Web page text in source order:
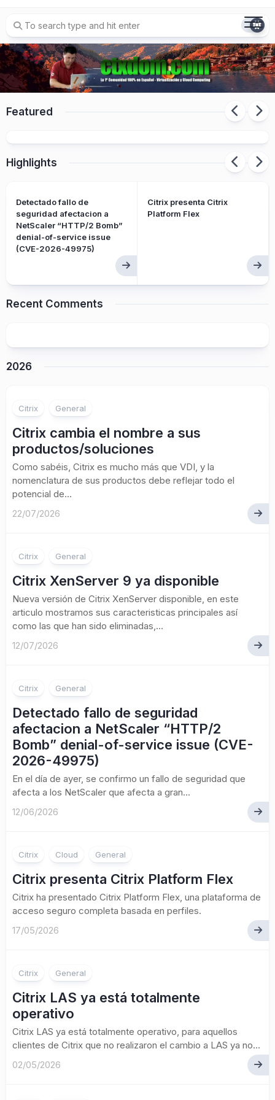
content
Featured
Highlights
Detectado fallo de
seguridad afectacion a
NetScaler “HTTP/2 Bomb”
denial-of-service issue
(CVE-2026-49975)
Citrix presenta Citrix
Platform Flex
Recent Comments
2026
Citrix General
Citrix cambia el nombre a sus
productos/soluciones
Como sabéis, Citrix es mucho más que VDI, y la
nomenclatura de sus productos debe reflejar todo el
potencial de...
22/07/2026
Citrix General
Citrix XenServer 9 ya disponible
Nueva versión de Citrix XenServer disponible, en este
articulo mostramos sus caracteristicas principales así
como las que han sido eliminadas,...
12/07/2026
Citrix General
Detectado fallo de seguridad
afectacion a NetScaler “HTTP/2
Bomb” denial-of-service issue (CVE-
2026-49975)
En el día de ayer, se confirmo un fallo de seguridad que
afecta a los NetScaler que afecta a gran...
12/06/2026
Citrix Cloud General
Citrix presenta Citrix Platform Flex
Citrix ha presentado Citrix Platform Flex, una plataforma de
acceso seguro completa basada en perfiles.
17/05/2026
Citrix General
Citrix LAS ya está totalmente
operativo
Citrix LAS ya está totalmente operativo, para aquellos
clientes de Citrix que no realizaron el cambio a LAS ya no...
02/05/2026